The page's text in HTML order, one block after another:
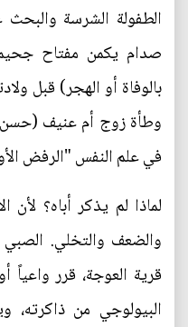
الطفولة الشرسة
صدام يكمن مفتاح
بالوفاة أو الهجر) قبل
وطأة زوج أم عنيف (حسن
في علم النفس "الرفض
لماذا لم يذكر أباه؟
والضعف والتخلي.
قرية العوجة، قرر
البيولوجي من